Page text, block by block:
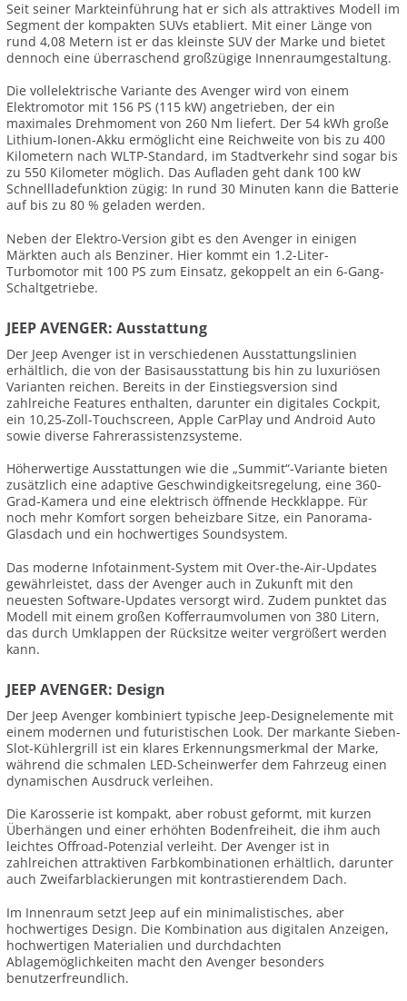
Seit seiner Markteinführung hat er sich als attraktives Modell im
Segment der kompakten SUVs etabliert. Mit einer Länge von
rund 4,08 Metern ist er das kleinste SUV der Marke und bietet
dennoch eine überraschend großzügige Innenraumgestaltung.
Die vollelektrische Variante des Avenger wird von einem
Elektromotor mit 156 PS (115 kW) angetrieben, der ein
maximales Drehmoment von 260 Nm liefert. Der 54 kWh große
Lithium-Ionen-Akku ermöglicht eine Reichweite von bis zu 400
Kilometern nach WLTP-Standard, im Stadtverkehr sind sogar bis
zu 550 Kilometer möglich. Das Aufladen geht dank 100 kW
Schnellladefunktion zügig: In rund 30 Minuten kann die Batterie
auf bis zu 80 % geladen werden.
Neben der Elektro-Version gibt es den Avenger in einigen
Märkten auch als Benziner. Hier kommt ein 1.2-Liter-
Turbomotor mit 100 PS zum Einsatz, gekoppelt an ein 6-Gang-
Schaltgetriebe.
JEEP AVENGER: Ausstattung
Der Jeep Avenger ist in verschiedenen Ausstattungslinien
erhältlich, die von der Basisausstattung bis hin zu luxuriösen
Varianten reichen. Bereits in der Einstiegsversion sind
zahlreiche Features enthalten, darunter ein digitales Cockpit,
ein 10,25-Zoll-Touchscreen, Apple CarPlay und Android Auto
sowie diverse Fahrerassistenzsysteme.
Höherwertige Ausstattungen wie die „Summit“-Variante bieten
zusätzlich eine adaptive Geschwindigkeitsregelung, eine 360-
Grad-Kamera und eine elektrisch öffnende Heckklappe. Für
noch mehr Komfort sorgen beheizbare Sitze, ein Panorama-
Glasdach und ein hochwertiges Soundsystem.
Das moderne Infotainment-System mit Over-the-Air-Updates
gewährleistet, dass der Avenger auch in Zukunft mit den
neuesten Software-Updates versorgt wird. Zudem punktet das
Modell mit einem großen Kofferraumvolumen von 380 Litern,
das durch Umklappen der Rücksitze weiter vergrößert werden
kann.
JEEP AVENGER: Design
Der Jeep Avenger kombiniert typische Jeep-Designelemente mit
einem modernen und futuristischen Look. Der markante Sieben-
Slot-Kühlergrill ist ein klares Erkennungsmerkmal der Marke,
während die schmalen LED-Scheinwerfer dem Fahrzeug einen
dynamischen Ausdruck verleihen.
Die Karosserie ist kompakt, aber robust geformt, mit kurzen
Überhängen und einer erhöhten Bodenfreiheit, die ihm auch
leichtes Offroad-Potenzial verleiht. Der Avenger ist in
zahlreichen attraktiven Farbkombinationen erhältlich, darunter
auch Zweifarblackierungen mit kontrastierendem Dach.
Im Innenraum setzt Jeep auf ein minimalistisches, aber
hochwertiges Design. Die Kombination aus digitalen Anzeigen,
hochwertigen Materialien und durchdachten
Ablagemöglichkeiten macht den Avenger besonders
benutzerfreundlich.